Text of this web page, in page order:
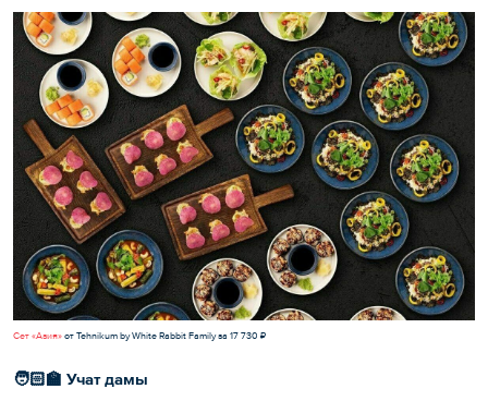
Сет «Азия» от Tehnikum by White Rabbit Family за 17 730 ₽
🧑🏻‍🏫 Учат дамы